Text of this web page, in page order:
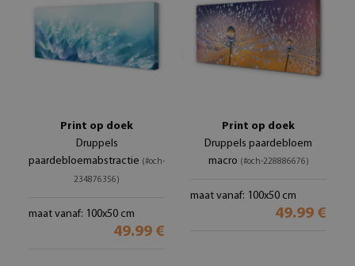
Print op doek
Druppels
paardebloemabstractie (#och-
234876356)
maat vanaf: 100x50 cm
49.99 €
Print op doek
Druppels paardebloem
macro (#och-228886676)
maat vanaf: 100x50 cm
49.99 €